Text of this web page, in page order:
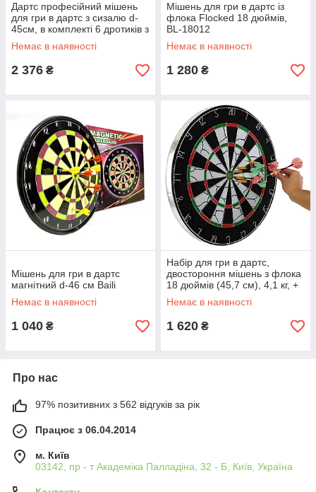
Дартс професійний мішень
для гри в дартс з сизалю d-
45см, в комплекті 6 дротиків з
18g, BL-1818B
Немає в наявності
2 376 ₴
Мішень для гри в дартс із
флока Flocked 18 дюймів,
BL-18012
Немає в наявності
1 280 ₴
Мішень для гри в дартс
магнітний d-46 см Baili
Немає в наявності
1 040 ₴
Набір для гри в дартс,
двостороння мішень з флока
18 дюймів (45,7 см), 4,1 кг, +
дротики 6 шт, BL-18011
Немає в наявності
1 620 ₴
Про нас
97% позитивних з 562 відгуків за рік
Працює з 06.04.2014
м. Київ
03142, пр - т Академіка Палладіна, 32 - Б, Київ, Україна